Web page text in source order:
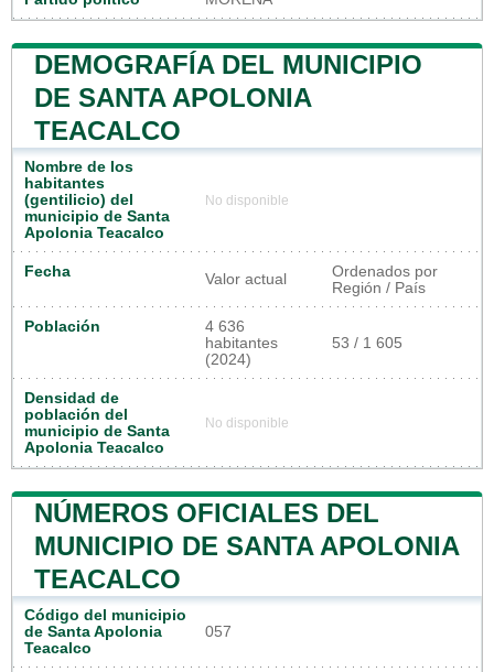
DEMOGRAFÍA DEL MUNICIPIO
DE SANTA APOLONIA
TEACALCO
Nombre de los
habitantes
(gentilicio) del
municipio de Santa
Apolonia Teacalco
No disponible
Fecha Valor actual
Ordenados por
Región / País
Población
4 636
habitantes
(2024)
53 / 1 605
Densidad de
población del
municipio de Santa
Apolonia Teacalco
No disponible
NÚMEROS OFICIALES DEL
MUNICIPIO DE SANTA APOLONIA
TEACALCO
Código del municipio
de Santa Apolonia
Teacalco
057